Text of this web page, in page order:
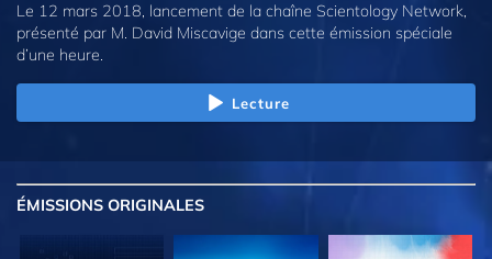
Le 12 mars 2018, lancement de la chaîne Scientology Network,
présenté par M. David Miscavige dans cette émission spéciale
d’une heure.
Lecture
ÉMISSIONS ORIGINALES